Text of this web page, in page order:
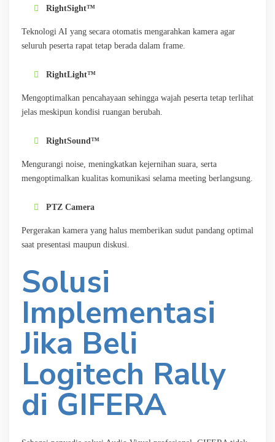
RightSight™
Teknologi AI yang secara otomatis mengarahkan kamera agar
seluruh peserta rapat tetap berada dalam frame.
RightLight™
Mengoptimalkan pencahayaan sehingga wajah peserta tetap terlihat
jelas meskipun kondisi ruangan berubah.
RightSound™
Mengurangi noise, meningkatkan kejernihan suara, serta
mengoptimalkan kualitas komunikasi selama meeting berlangsung.
PTZ Camera
Pergerakan kamera yang halus memberikan sudut pandang optimal
saat presentasi maupun diskusi.
Solusi
Implementasi
Jika Beli
Logitech Rally
di GIFERA